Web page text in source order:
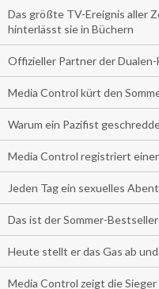
Das größte TV-Ereignis aller
hinterlässt sie in Büchern
Offizieller Partner der
Media Control kürt den
Warum ein Pazifist
Media Control registriert
Jeden Tag ein sexuelles
Das ist der Sommer-
Heute stellt er das Gas ab
Media Control zeigt die